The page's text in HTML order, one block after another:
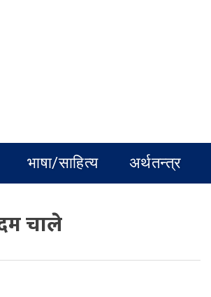
भाषा/साहित्य अर्थतन्त्र
चाले